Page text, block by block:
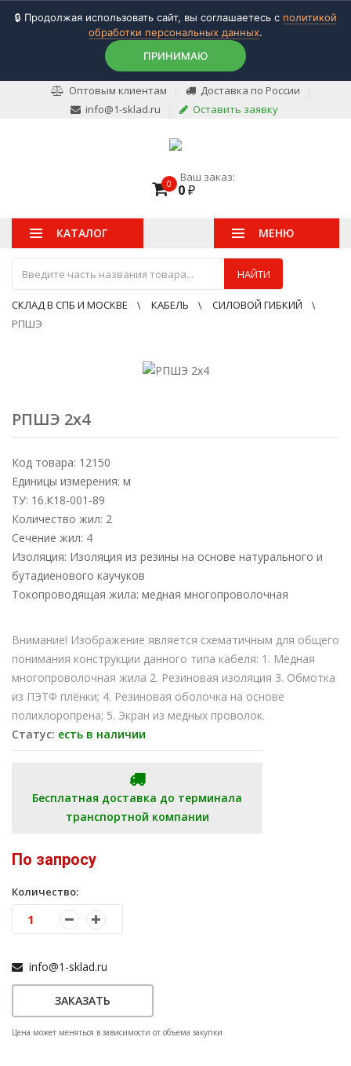
🔒 Продолжая использовать сайт, вы соглашаетесь с политикой
обработки персональных данных.
ПРИНИМАЮ
Оптовым клиентам
Доставка по России
info@1-sklad.ru
Оставить заявку
0 Ваш заказ:
0₽
КАТАЛОГ
НАЙТИ
МЕНЮ
СКЛАД В СПБ И МОСКВЕ КАБЕЛЬ
СИЛОВОЙ ГИБКИЙ
РПШЭ
РПШЭ 2х4
Код товара: 12150
Единицы измерения: м
ТУ: 16.К18-001-89
Количество жил: 2
Сечение жил: 4
Изоляция: Изоляция из резины на основе натурального и
бутадиенового каучуков
Токопроводящая жила: медная многопроволочная
Внимание! Изображение является схематичным для общего
понимания конструкции данного типа кабеля: 1. Медная
многопроволочная жила 2. Резиновая изоляция 3. Обмотка
из ПЭТФ плёнки; 4. Резиновая оболочка на основе
полихлоропрена; 5. Экран из медных проволок.
Статус: есть в наличии
Бесплатная доставка до терминала
транспортной компании
По запросу
Количество:
info@1-sklad.ru
ЗАКАЗАТЬ
Цена может меняться в зависимости от объема закупки